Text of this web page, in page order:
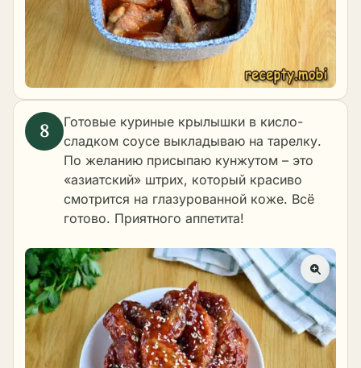
Готовые куриные крылышки в кисло-
сладком соусе выкладываю на тарелку.
По желанию присыпаю кунжутом – это
«азиатский» штрих, который красиво
смотрится на глазурованной коже. Всё
готово. Приятного аппетита!